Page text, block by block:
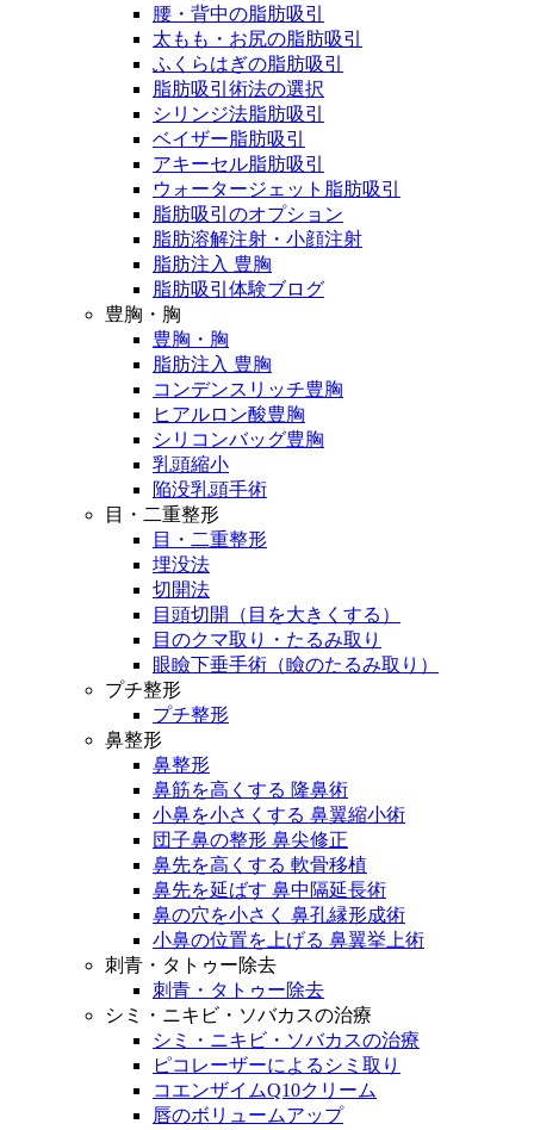
腰・背中の脂肪吸引
太もも・お尻の脂肪吸引
ふくらはぎの脂肪吸引
脂肪吸引術法の選択
シリンジ法脂肪吸引
ベイザー脂肪吸引
アキーセル脂肪吸引
ウォータージェット脂肪吸引
脂肪吸引のオプション
脂肪溶解注射・小顔注射
脂肪注入 豊胸
脂肪吸引体験ブログ
豊胸・胸
豊胸・胸
脂肪注入 豊胸
コンデンスリッチ豊胸
ヒアルロン酸豊胸
シリコンバッグ豊胸
乳頭縮小
陥没乳頭手術
目・二重整形
目・二重整形
埋没法
切開法
目頭切開（目を大きくする）
目のクマ取り・たるみ取り
眼瞼下垂手術（瞼のたるみ取り）
プチ整形
プチ整形
鼻整形
鼻整形
鼻筋を高くする 隆鼻術
小鼻を小さくする 鼻翼縮小術
団子鼻の整形 鼻尖修正
鼻先を高くする 軟骨移植
鼻先を延ばす 鼻中隔延長術
鼻の穴を小さく 鼻孔縁形成術
小鼻の位置を上げる 鼻翼挙上術
刺青・タトゥー除去
刺青・タトゥー除去
シミ・ニキビ・ソバカスの治療
シミ・ニキビ・ソバカスの治療
ピコレーザーによるシミ取り
コエンザイムQ10クリーム
唇のボリュームアップ